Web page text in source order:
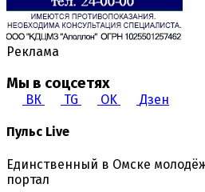
Реклама
Мы в соцсетях
ВК TG OK Дзен
Пульс Live
Единственный в Омске
портал